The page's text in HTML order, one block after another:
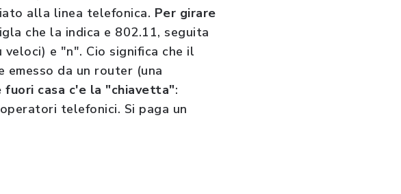
alla linea telefonica. Per girare
che la indica e 802.11, seguita
e "n". Cio significa che il
da un router (una
fuori casa c'e la "chiavetta":
telefonici. Si paga un